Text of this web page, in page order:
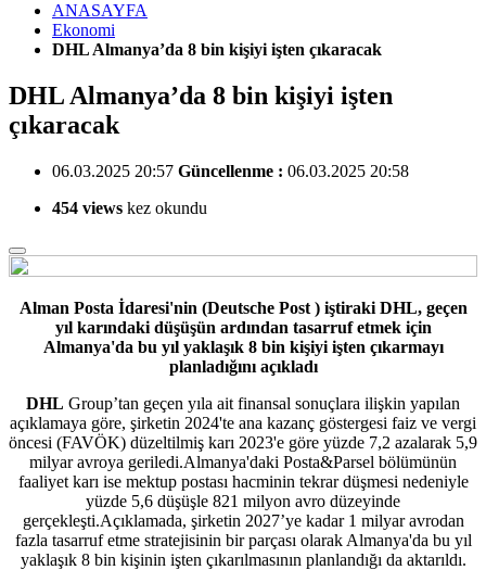
ANASAYFA
Ekonomi
DHL Almanya’da 8 bin kişiyi işten çıkaracak
DHL Almanya’da 8 bin kişiyi işten
çıkaracak
06.03.2025 20:57 Güncellenme : 06.03.2025 20:58
454 views kez okundu
Alman Posta İdaresi'nin (Deutsche Post ) iştiraki DHL, geçen
yıl karındaki düşüşün ardından tasarruf etmek için
Almanya'da bu yıl yaklaşık 8 bin kişiyi işten çıkarmayı
planladığını açıkladı
DHL Group’tan geçen yıla ait finansal sonuçlara ilişkin yapılan
açıklamaya göre, şirketin 2024'te ana kazanç göstergesi faiz ve vergi
öncesi (FAVÖK) düzeltilmiş karı 2023'e göre yüzde 7,2 azalarak 5,9
milyar avroya geriledi.Almanya'daki Posta&Parsel bölümünün
faaliyet karı ise mektup postası hacminin tekrar düşmesi nedeniyle
yüzde 5,6 düşüşle 821 milyon avro düzeyinde
gerçekleşti.Açıklamada, şirketin 2027’ye kadar 1 milyar avrodan
fazla tasarruf etme stratejisinin bir parçası olarak Almanya'da bu yıl
yaklaşık 8 bin kişinin işten çıkarılmasının planlandığı da aktarıldı.